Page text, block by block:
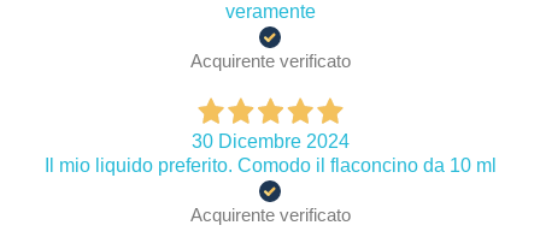
veramente
Acquirente verificato
30 Dicembre 2024
Il mio liquido preferito. Comodo il flaconcino da 10 ml
Acquirente verificato